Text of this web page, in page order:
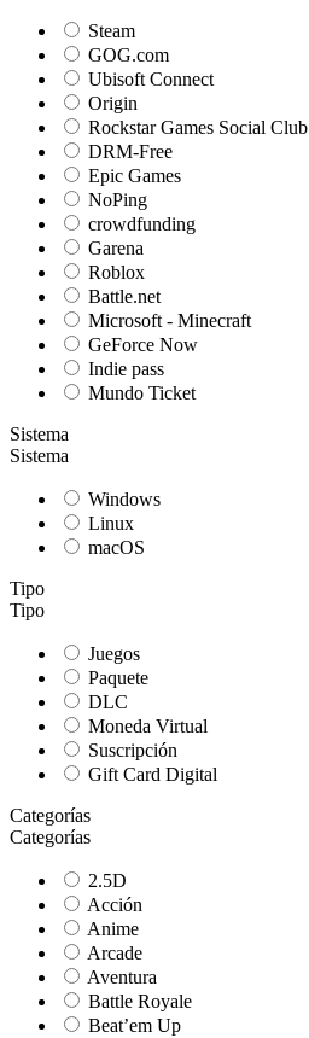
Steam
GOG.com
Ubisoft Connect
Origin
Rockstar Games Social Club
DRM-Free
Epic Games
NoPing
crowdfunding
Garena
Roblox
Battle.net
Microsoft - Minecraft
GeForce Now
Indie pass
Mundo Ticket
Sistema
Sistema
Windows
Linux
macOS
Tipo
Tipo
Juegos
Paquete
DLC
Moneda Virtual
Suscripción
Gift Card Digital
Categorías
Categorías
2.5D
Acción
Anime
Arcade
Aventura
Battle Royale
Beat’em Up